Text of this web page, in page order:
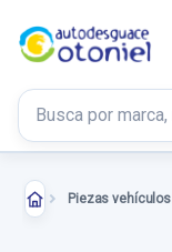
Buscar productos
Piezas vehículos